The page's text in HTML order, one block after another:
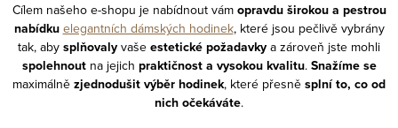
Cílem našeho e-shopu je nabídnout vám opravdu širokou a pestrou
nabídku elegantních dámských hodinek, které jsou pečlivě vybrány
tak, aby splňovaly vaše estetické požadavky a zároveň jste mohli
spolehnoutna jejich praktičnost a vysokou kvalitu.Snažíme se
maximálně zjednodušit výběr hodinek, které přesně splní to, co od
nich očekáváte.